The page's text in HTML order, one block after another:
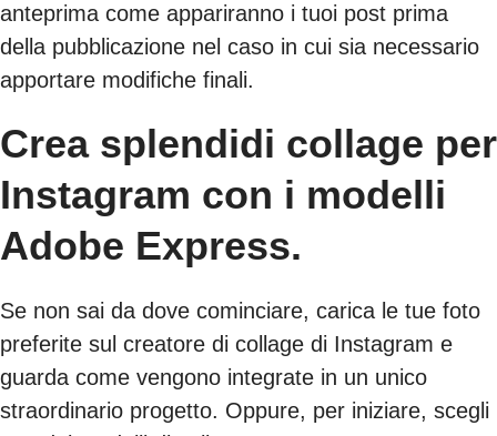
anteprima come appariranno i tuoi post prima
della pubblicazione nel caso in cui sia necessario
apportare modifiche finali.
Crea splendidi collage per
Instagram con i modelli
Adobe Express.
Se non sai da dove cominciare, carica le tue foto
preferite sul creatore di collage di Instagram e
guarda come vengono integrate in un unico
straordinario progetto. Oppure, per iniziare, scegli